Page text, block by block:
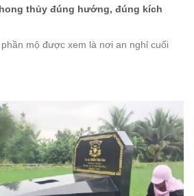
thủy đúng hướng, đúng kích
mộ được xem là nơi an nghỉ cuối